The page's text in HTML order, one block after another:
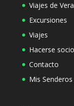
Viajes de
Excursiones
Viajes
Hacerse socio
Contacto
Mis Senderos